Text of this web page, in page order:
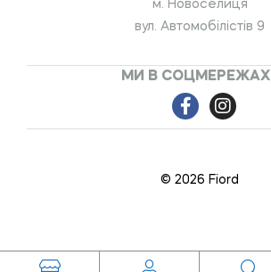
м. Новоселиця
вул. Автомобілістів 9
МИ В СОЦМЕРЕЖАХ
© 2026 Fiord